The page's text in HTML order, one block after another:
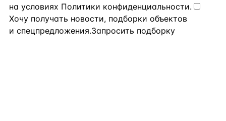
на условиях Политики конфиденциальности.
Хочу получать новости, подборки объектов
и спецпредложения.Запросить подборку